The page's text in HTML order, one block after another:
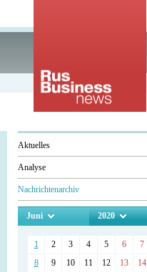
Aktuelles
Analyse
Nachrichtenarchiv
Juni 2020
1 2 3 4 5 6
7
8
9 10 11 12 13
14